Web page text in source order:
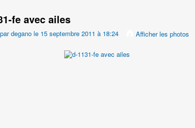
fe avec ailes
degano le 15 septembre 2011 à 18:24 Afficher les photos